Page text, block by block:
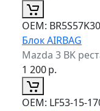
ОЕМ:
Блок AIRBAG
Mazda 3 BK
1 200р.
ОЕМ: LF53-15-